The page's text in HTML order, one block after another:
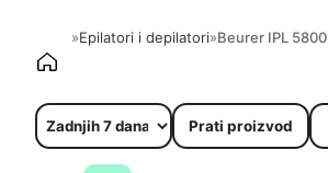
»Epilatori i depilatori»Beurer IPL 5800
Prati proizvod